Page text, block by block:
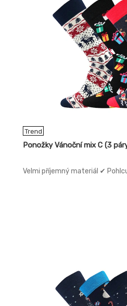
Trend
Ponožky Vánoční mix C (3
Velmi příjemný materiál ✔